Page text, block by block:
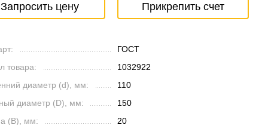
Запросить цену Прикрепить счет
ГОСТ
товара:
1032922
диаметр (d), мм:
110
диаметр (D), мм:
150
(B), мм:
20